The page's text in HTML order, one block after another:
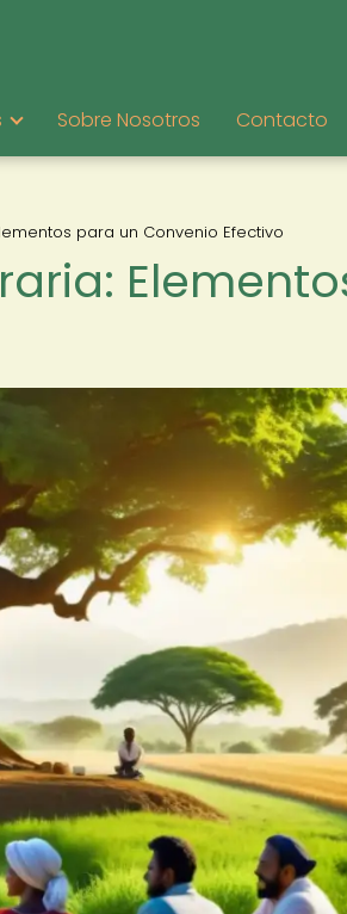
Sobre Nosotros Contacto
para un Convenio Efectivo